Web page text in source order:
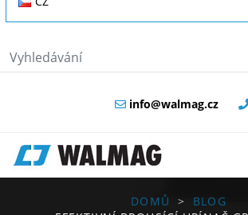
info@walmag.cz
DOMŮ
BLOG